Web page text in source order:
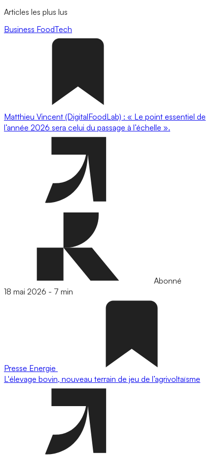
Articles les plus lus
Business FoodTech
Matthieu Vincent (DigitalFoodLab) : « Le point essentiel de
l’année 2026 sera celui du passage à l’échelle ».
Abonné
18 mai 2026 - 7 min
Presse Energie
L'élevage bovin, nouveau terrain de jeu de l’agrivoltaïsme